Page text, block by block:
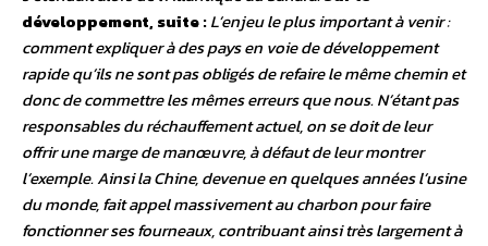
développement, suite :L’enjeu le plus important à venir :
comment expliquer à des pays en voie de développement
rapide qu’ils ne sont pas obligés de refaire le même chemin et
donc de commettre les mêmes erreurs que nous. N’étant pas
responsables du réchauffement actuel, on se doit de leur
offrir une marge de manœuvre, à défaut de leur montrer
l’exemple. Ainsi la Chine, devenue en quelques années l’usine
du monde, fait appel massivement au charbon pour faire
fonctionner ses fourneaux, contribuant ainsi très largement à